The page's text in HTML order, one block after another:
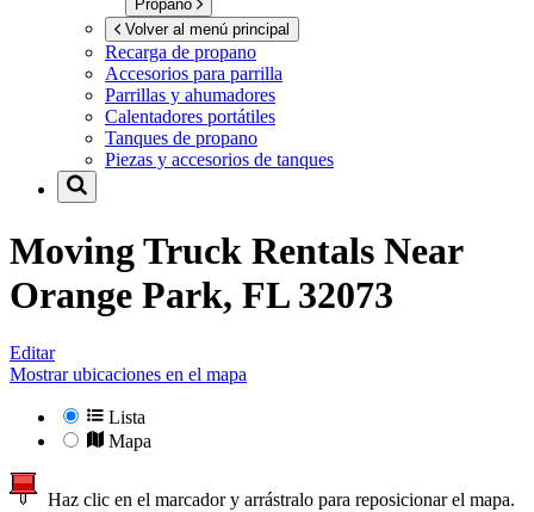
Propano
Volver al menú principal
Recarga de propano
Accesorios para parrilla
Parrillas y ahumadores
Calentadores portátiles
Tanques de propano
Piezas y accesorios de tanques
Moving Truck Rentals Near
Orange Park, FL 32073
Editar
Mostrar ubicaciones en el mapa
Lista
Mapa
Haz clic en el marcador y arrástralo para reposicionar el mapa.